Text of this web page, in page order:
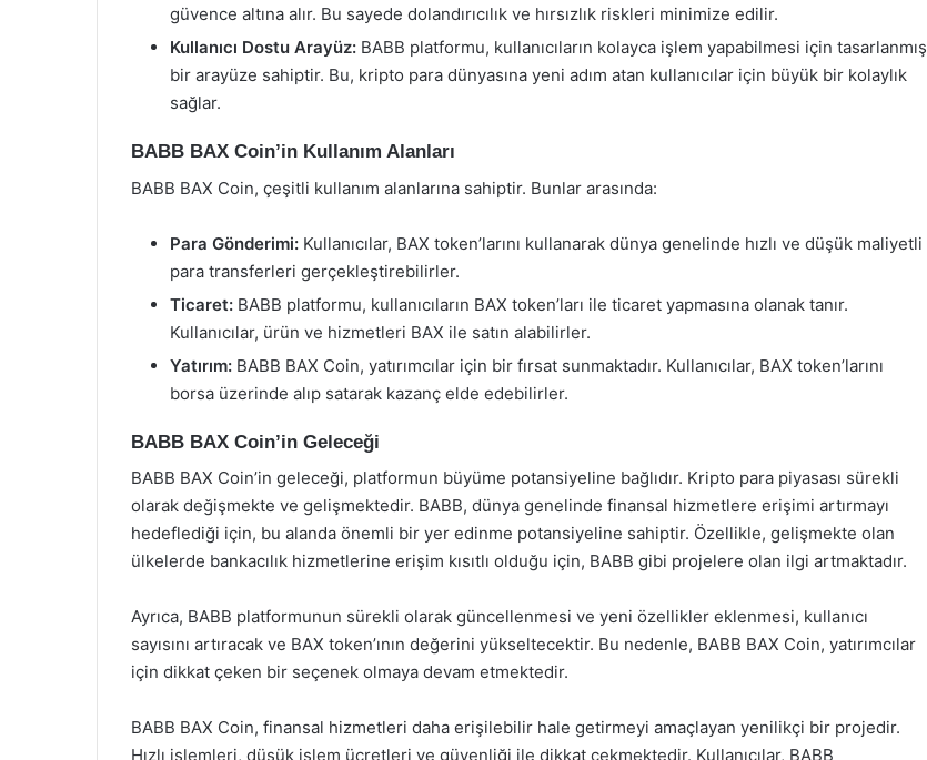
güvence altına alır. Bu sayede dolandırıcılık ve hırsızlık riskleri minimize edilir.
Kullanıcı Dostu Arayüz: BABB platformu, kullanıcıların kolayca işlem yapabilmesi için tasarlanmış
bir arayüze sahiptir. Bu, kripto para dünyasına yeni adım atan kullanıcılar için büyük bir kolaylık
sağlar.
BABB BAX Coin’in Kullanım Alanları
BABB BAX Coin, çeşitli kullanım alanlarına sahiptir. Bunlar arasında:
Para Gönderimi: Kullanıcılar, BAX token’larını kullanarak dünya genelinde hızlı ve düşük maliyetli
para transferleri gerçekleştirebilirler.
Ticaret: BABB platformu, kullanıcıların BAX token’ları ile ticaret yapmasına olanak tanır.
Kullanıcılar, ürün ve hizmetleri BAX ile satın alabilirler.
Yatırım: BABB BAX Coin, yatırımcılar için bir fırsat sunmaktadır. Kullanıcılar, BAX token’larını
borsa üzerinde alıp satarak kazanç elde edebilirler.
BABB BAX Coin’in Geleceği
BABB BAX Coin’in geleceği, platformun büyüme potansiyeline bağlıdır. Kripto para piyasası sürekli
olarak değişmekte ve gelişmektedir. BABB, dünya genelinde finansal hizmetlere erişimi artırmayı
hedeflediği için, bu alanda önemli bir yer edinme potansiyeline sahiptir. Özellikle, gelişmekte olan
ülkelerde bankacılık hizmetlerine erişim kısıtlı olduğu için, BABB gibi projelere olan ilgi artmaktadır.
Ayrıca, BABB platformunun sürekli olarak güncellenmesi ve yeni özellikler eklenmesi, kullanıcı
sayısını artıracak ve BAX token’ının değerini yükseltecektir. Bu nedenle, BABB BAX Coin, yatırımcılar
için dikkat çeken bir seçenek olmaya devam etmektedir.
BABB BAX Coin, finansal hizmetleri daha erişilebilir hale getirmeyi amaçlayan yenilikçi bir projedir.
Hızlı işlemleri, düşük işlem ücretleri ve güvenliği ile dikkat çekmektedir. Kullanıcılar, BABB